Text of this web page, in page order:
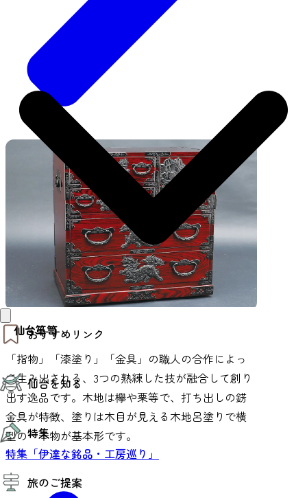
おすすめリンク
仙台夜時間
モデルコース
エリアガイド
お知らせ
お得なチケット
仙台を知る
仙台の魅力
エリアガイド
復興に向けて
仙台観光PR動画ライブラリー
仙台から行く東北周遊旅
伝統的工芸品
特集
夜時間トピックス
旅のご提案
仙台箪笥
「指物」「漆塗り」「金具」の職人の合作によっ
て生み出される、3つの熟練した技が融合して創り
出す逸品です。木地は欅や栗等で、打ち出しの錺
金具が特徴、塗りは木目が見える木地呂塗りで横
型の一本物が基本形です。
特集「伊達な銘品・工房巡り」